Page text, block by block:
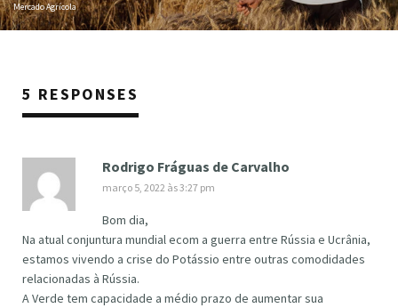
Mercado Agrícola
5 RESPONSES
Rodrigo Fráguas de Carvalho
março 5, 2022 às 3:27 pm
Bom dia,
Na atual conjuntura mundial ecom a guerra entre Rússia e Ucrânia,
estamos vivendo a crise do Potássio entre outras comodidades
relacionadas à Rússia.
A Verde tem capacidade a médio prazo de aumentar sua